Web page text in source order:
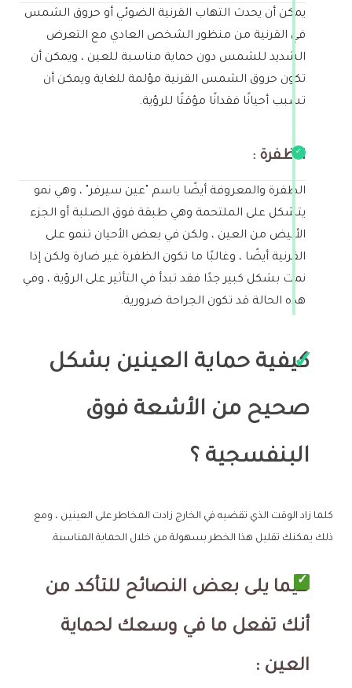
يمكن أن يحدث التهاب القرنية الضوئي أو حروق الشمس
في القرنية من منظور الشخص العادي مع التعرض
الشديد للشمس دون حماية مناسبة للعين ، ويمكن أن
تكون حروق الشمس القرنية مؤلمة للغاية ويمكن أن
تسبب أحيانًا فقدانًا مؤقتًا للرؤية.
الظفرة :
الظفرة والمعروفة أيضًا باسم "عين سيرفر" ، وهي نمو
يتشكل على الملتحمة وهي طبقة فوق الصلبة أو الجزء
الأبيض من العين ، ولكن في بعض الأحيان تنمو على
القرنية أيضًا ، وغالبًا ما تكون الظفرة غير ضارة ولكن إذا
نمت بشكل كبير جدًا فقد تبدأ في التأثير على الرؤية ، وفي
هذه الحالة قد تكون الجراحة ضرورية.
كيفية حماية العينين بشكل
صحيح من الأشعة فوق
البنفسجية ؟
كلما زاد الوقت الذي تقضيه في الخارج زادت المخاطر على العينين ، ومع
ذلك يمكنك تقليل هذا الخطر بسهولة من خلال الحماية المناسبة.
فيما يلى بعض النصائح للتأكد من
أنك تفعل ما في وسعك لحماية
العين :